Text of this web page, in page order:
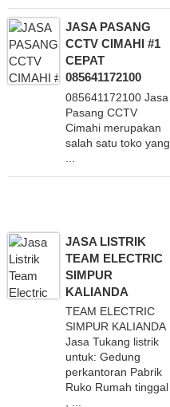
JASA PASANG
CCTV CIMAHI #1
CEPAT
085641172100
085641172100 Jasa
Pasang CCTV
Cimahi merupakan
salah satu toko yang
JASA LISTRIK
TEAM ELECTRIC
SIMPUR
KALIANDA
TEAM ELECTRIC
SIMPUR KALIANDA
Jasa Tukang listrik
untuk: Gedung
perkantoran Pabrik
Ruko Rumah tinggal